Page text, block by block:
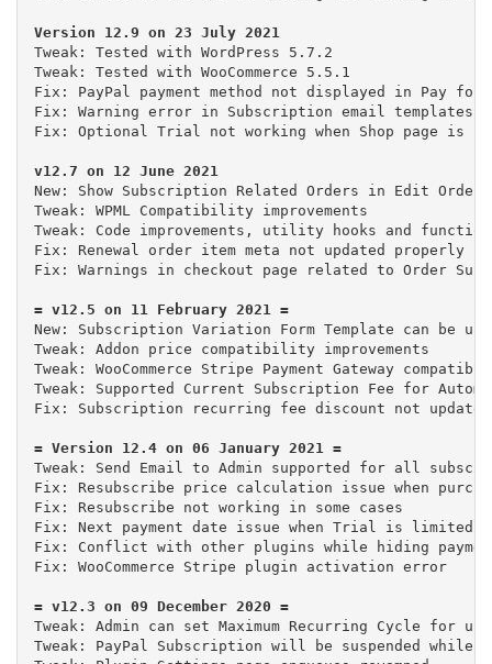
Tweak: Tested with WordPress 5.7.2
Tweak: Tested with WooCommerce 5.5.1
Fix: PayPal payment method not displayed in Pay for
Fix: Warning error in Subscription email templates
Fix: Optional Trial not working when Shop page is
New: Show Subscription Related Orders in Edit Order
Tweak: WPML Compatibility improvements
Tweak: Code improvements, utility hooks and
Fix: Renewal order item meta not updated properly
Fix: Warnings in checkout page related to Order
New: Subscription Variation Form Template can be used
Tweak: Addon price compatibility improvements
Tweak: WooCommerce Stripe Payment Gateway
Tweak: Supported Current Subscription Fee for
Fix: Subscription recurring fee discount not updated
Tweak: Send Email to Admin supported for all
Fix: Resubscribe price calculation issue when
Fix: Resubscribe not working in some cases
Fix: Next payment date issue when Trial is limited
Fix: Conflict with other plugins while hiding
Fix: WooCommerce Stripe plugin activation error
Tweak: Admin can set Maximum Recurring Cycle for
Tweak: PayPal Subscription will be suspended while